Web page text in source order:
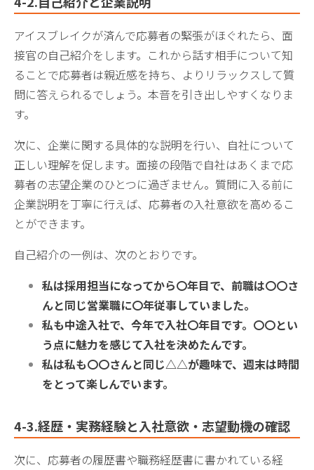
アイスブレイクが済んで応募者の緊張がほぐれたら、面
接官の自己紹介をします。これから話す相手について知
ることで応募者は親近感を持ち、よりリラックスして質
問に答えられるでしょう。本音を引き出しやすくなりま
す。
次に、企業に関する具体的な説明を行い、自社について
正しい理解を促します。面接の段階で自社はあくまで応
募者の志望企業のひとつに過ぎません。質問に入る前に
企業説明を丁寧に行えば、応募者の入社意欲を高めるこ
とができます。
自己紹介の一例は、次のとおりです。
私は採用担当になってから〇年目で、前職は〇〇さ
んと同じ営業職に〇年従事していました。
私も中途入社で、今年で入社〇年目です。〇〇とい
う点に魅力を感じて入社を決めたんです。
私は私も〇〇さんと同じ△△が趣味で、週末は時間
をとって楽しんでいます。
4-3.経歴・実務経験と入社意欲・志望動機の確認
次に、応募者の履歴書や職務経歴書に書かれている経